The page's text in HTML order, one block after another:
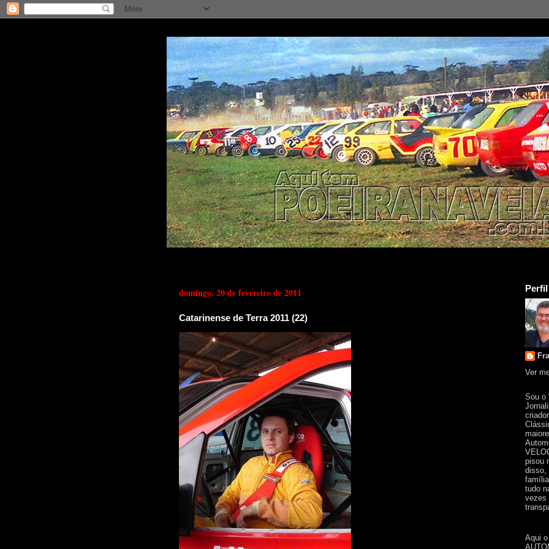
domingo, 20 de fevereiro de 2011
Catarinense de Terra 2011 (22)
Perfil
Ver
Sou o
pisou
disso,
tudo
vezes
Aqui